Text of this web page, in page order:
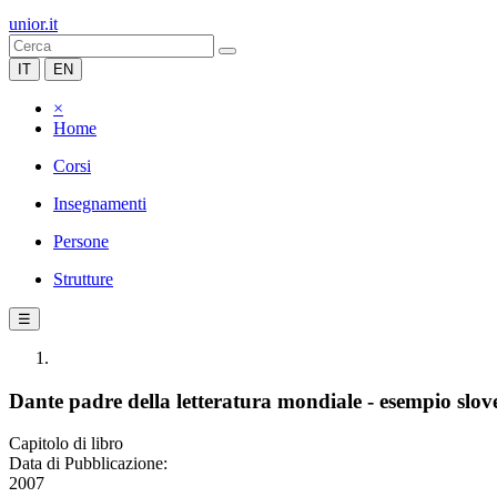
unior.it
IT EN
×
Home
Corsi
Insegnamenti
Persone
Strutture
☰
Dante padre della letteratura mondiale - esempio
Capitolo di libro
Data di Pubblicazione:
2007